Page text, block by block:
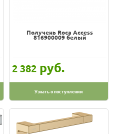
Получень Roca Access
816900009 белый
2 382 руб.
Узнать о поступлении